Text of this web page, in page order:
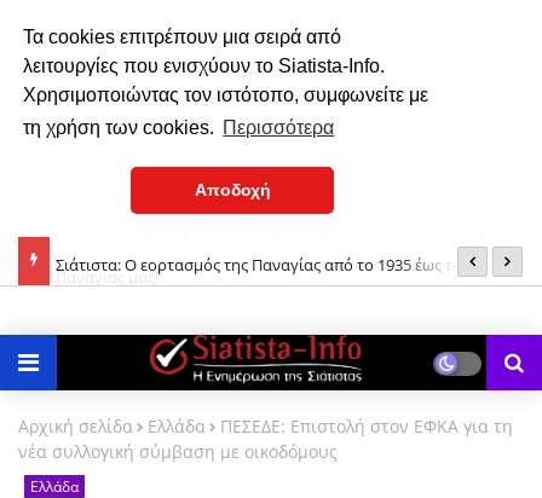
Τα cookies επιτρέπουν μια σειρά από
λειτουργίες που ενισχύουν το Siatista-Info.
Χρησιμοποιώντας τον ιστότοπο, συμφωνείτε με
τη χρήση των cookies. Περισσότερα
Αποδοχή
Σιάτιστα: Ο εορτασμός της Παναγίας από το 1935 έως το 1937!
Αρχική σελίδα Ελλάδα
ΠΕΣΕΔΕ: Eπιστολή στον ΕΦΚΑ για τη
νέα συλλογική σύμβαση με οικοδόμους
Ελλάδα